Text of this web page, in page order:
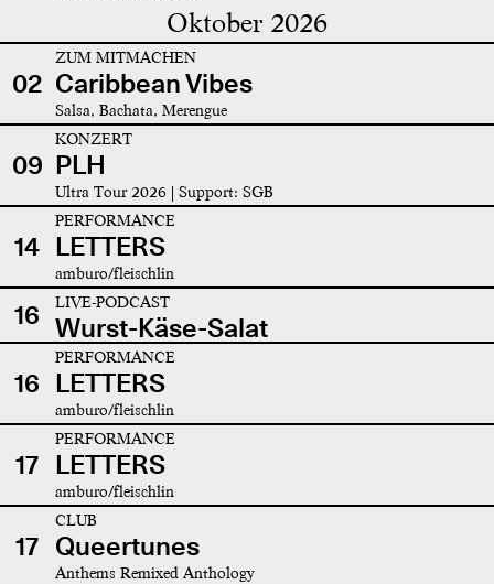
Oktober 2026
02
ZUM MITMACHEN
Caribbean Vibes
Salsa, Bachata, Merengue
09
KONZERT
PLH
Ultra Tour 2026 | Support: SGB
14
PERFORMANCE
LETTERS
amburo/fleischlin
16 LIVE-PODCAST
Wurst-Käse-Salat
16
PERFORMANCE
LETTERS
amburo/fleischlin
17
PERFORMANCE
LETTERS
amburo/fleischlin
17
CLUB
Queertunes
Anthems Remixed Anthology